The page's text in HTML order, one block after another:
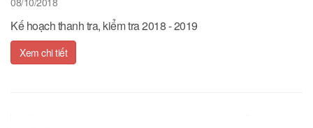
Kế hoạch thanh tra, kiểm tra 2018 - 2019
Xem chi tiết